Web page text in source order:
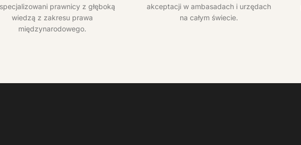
prawnicy z głęboką
wiedzą z zakresu prawa
międzynarodowego.
akceptacji w ambasadach i urzędach
na całym świecie.